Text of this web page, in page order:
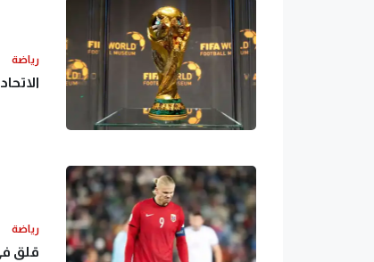
رياضة
الاتحاد
رياضة
قلق